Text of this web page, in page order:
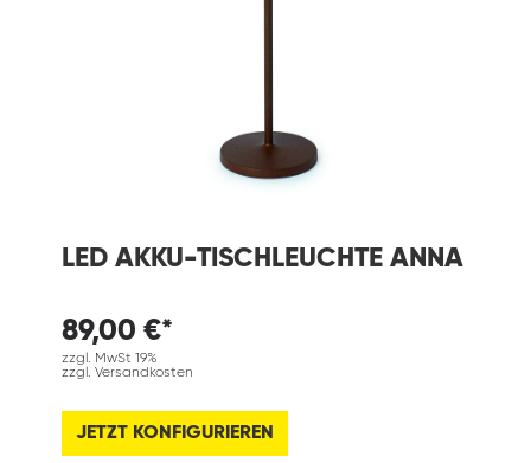
LED AKKU-TISCHLEUCHTE ANNA
89,00 €*
zzgl. MwSt 19%
zzgl. Versandkosten
JETZT KONFIGURIEREN